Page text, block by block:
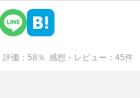
評価 58 ％ 感想・レビュー 45件